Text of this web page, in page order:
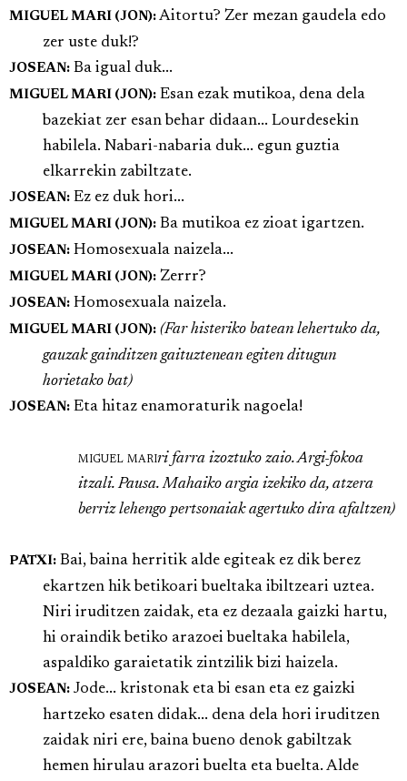
MIGUEL MARI (JON): Aitortu? Zer mezan gaudela edo
zer uste duk!?
JOSEAN: Ba igual duk...
MIGUEL MARI (JON): Esan ezak mutikoa, dena dela
bazekiat zer esan behar didaan... Lourdesekin
habilela. Nabari-nabaria duk... egun guztia
elkarrekin zabiltzate.
JOSEAN: Ez ez duk hori...
MIGUEL MARI (JON): Ba mutikoa ez zioat igartzen.
JOSEAN: Homosexuala naizela...
MIGUEL MARI (JON): Zerrr?
JOSEAN: Homosexuala naizela.
MIGUEL MARI (JON): (Far histeriko batean lehertuko da,
gauzak gainditzen gaituztenean egiten ditugun
horietako bat)
JOSEAN: Eta hitaz enamoraturik nagoela!
miguel mariri farra izoztuko zaio. Argi-fokoa
itzali. Pausa. Mahaiko argia izekiko da, atzera
berriz lehengo pertsonaiak agertuko dira afaltzen)
PATXI: Bai, baina herritik alde egiteak ez dik berez
ekartzen hik betikoari bueltaka ibiltzeari uztea.
Niri iruditzen zaidak, eta ez dezaala gaizki hartu,
hi oraindik betiko arazoei bueltaka habilela,
aspaldiko garaietatik zintzilik bizi haizela.
JOSEAN: Jode... kristonak eta bi esan eta ez gaizki
hartzeko esaten didak... dena dela hori iruditzen
zaidak niri ere, baina bueno denok gabiltzak
hemen hirulau arazori buelta eta buelta. Alde